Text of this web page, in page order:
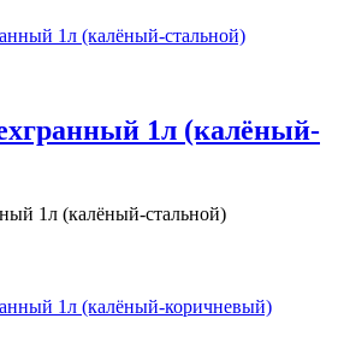
1л (калёный-
1л (калёный-стальной)